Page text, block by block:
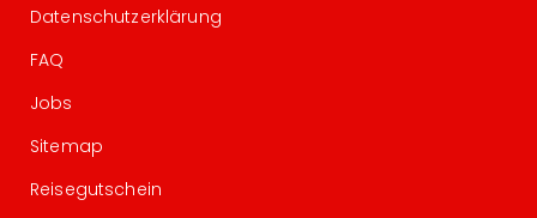
Datenschutzerklärung
FAQ
Jobs
Sitemap
Reisegutschein